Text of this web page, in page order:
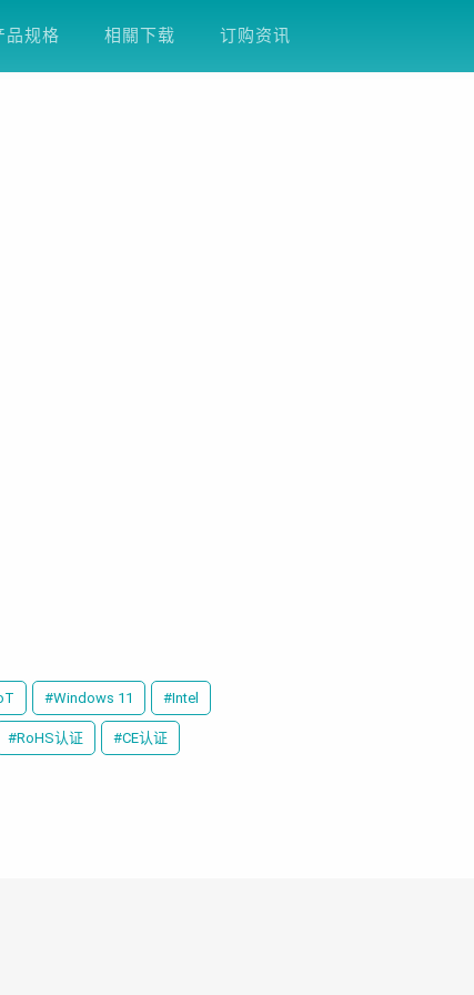
产品支援 关于友通
品规格 相關下载 订购资讯
#Windows 11 #Intel
#RoHS认证 #CE认证